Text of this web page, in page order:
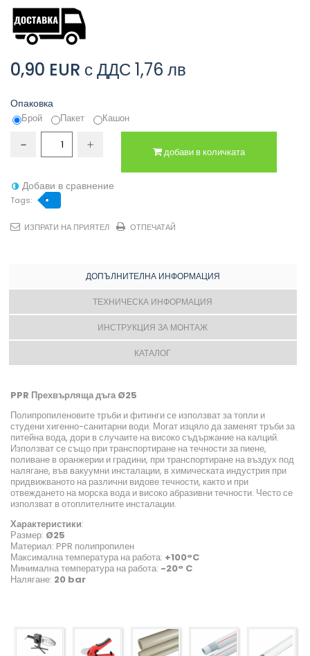
0,90 EUR с ДДС 1,76 лв
Опаковка
Брой Пакет Кашон
добави в количката
Добави в сравнение
Tags:
ИЗПРАТИ НА ПРИЯТЕЛ ОТПЕЧАТАЙ
ДОПЪЛНИТЕЛНА ИНФОРМАЦИЯ
ТЕХНИЧЕСКА ИНФОРМАЦИЯ
ИНСТРУКЦИЯ ЗА МОНТАЖ
КАТАЛОГ
PPR Прехвърляща дъга Ø25
Полипропиленовите тръби и фитинги се използват за топли и
студени хигенно-санитарни води. Могат изцяло да заменят тръби за
питейна вода, дори в случаите на високо съдържание на калций.
Използват се също при транспортиране на течности за пиене,
поливане в оранжерии и градини, при транспортиране на въздух под
налягане, във вакуумни инсталации, в химическата индустрия при
придвижваното на различни видове течности, както и при
отвеждането на морска вода и високо абразивни течности. Често се
използват в отоплителните инсталации.
Характеристики:
Размер: Ø25
Материал: PPR полипропилен
Максимална температура на работа: +100°C
Минимална температура на работа: -20° C
Налягане: 20 bar